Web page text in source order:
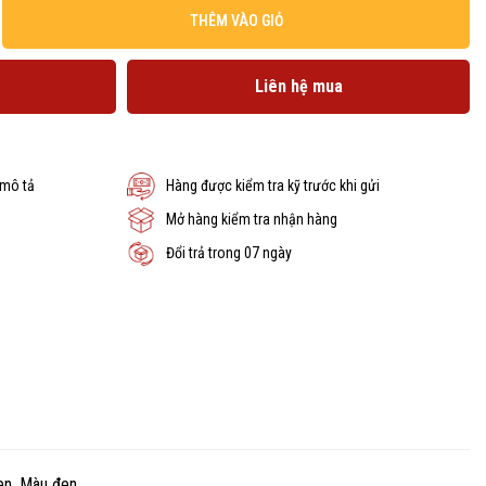
THÊM VÀO GIỎ
Liên hệ mua
tả
Hàng được kiểm tra kỹ trước khi gửi
Mở hàng kiểm tra nhận hàng
Đổi trả trong 07 ngày